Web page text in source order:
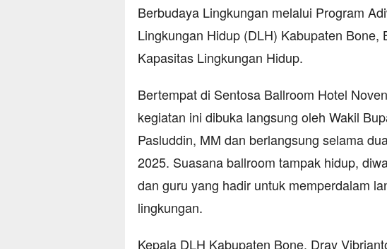
Berbudaya Lingkungan melalui Program
Lingkungan Hidup (DLH) Kabupaten Bone,
Kapasitas Lingkungan Hidup.
Bertempat di Sentosa Ballroom Hotel
kegiatan ini dibuka langsung oleh Wakil
Pasluddin, MM dan berlangsung selama
2025. Suasana ballroom tampak hidup,
dan guru yang hadir untuk memperdalam
lingkungan.
Kepala DLH Kabupaten Bone, Dray